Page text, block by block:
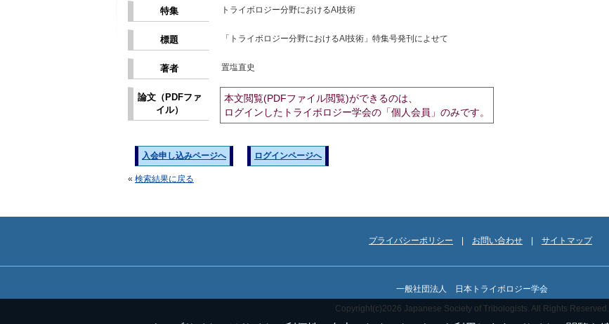
特集 トライボロジー分野におけるAI技術
標題 「トライボロジー分野におけるAI技術」特集号発刊によせて
著者 置塩直史
論文（PDFファ
イル）
本文閲覧(PDFファイル閲覧)ができるのは、
ログインしたトライボロジー学会の「個人会員」のみです。
入会申し込みページへ ログインページへ
« 検索結果に戻る
プライバシーポリシー お問い合わせ サイトマップ
一般社団法人 日本トライボロジー学会
Copyright(c)2026 Japanese Society of Tribologists. All Rights Reserved.